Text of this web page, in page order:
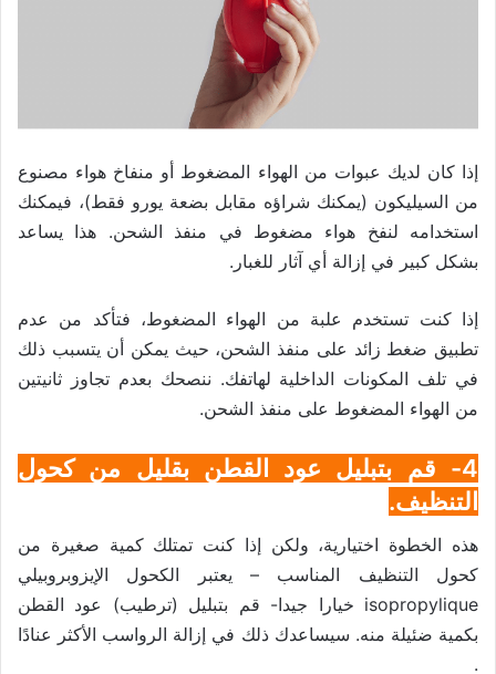
إذا كان لديك عبوات من الهواء المضغوط أو منفاخ هواء مصنوع
من السيليكون (يمكنك شراؤه مقابل بضعة يورو فقط)، فيمكنك
استخدامه لنفخ هواء مضغوط في منفذ الشحن. هذا يساعد
بشكل كبير في إزالة أي آثار للغبار.
إذا كنت تستخدم علبة من الهواء المضغوط، فتأكد من عدم
تطبيق ضغط زائد على منفذ الشحن، حيث يمكن أن يتسبب ذلك
في تلف المكونات الداخلية لهاتفك. ننصحك بعدم تجاوز ثانيتين
من الهواء المضغوط على منفذ الشحن.
4- قم بتبليل عود القطن بقليل من كحول
التنظيف.
هذه الخطوة اختيارية، ولكن إذا كنت تمتلك كمية صغيرة من
كحول التنظيف المناسب – يعتبر الكحول الإيزوبروبيلي
isopropylique خيارا جيدا- قم بتبليل (ترطيب) عود القطن
بكمية ضئيلة منه. سيساعدك ذلك في إزالة الرواسب الأكثر عنادًا
.